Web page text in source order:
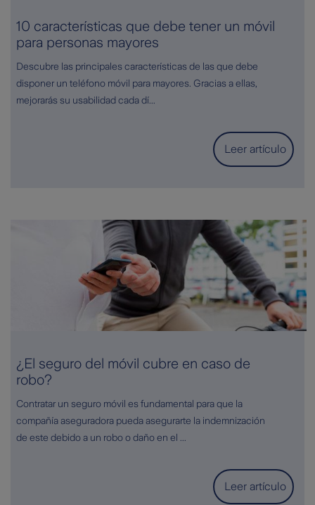
10 características que debe tener un móvil
para personas mayores
Descubre las principales características de las que debe
disponer un teléfono móvil para mayores. Gracias a ellas,
mejorarás su usabilidad cada dí...
Leer artículo
¿El seguro del móvil cubre en caso de
robo?
Contratar un seguro móvil es fundamental para que la
compañía aseguradora pueda asegurarte la indemnización
de este debido a un robo o daño en el ...
Leer artículo